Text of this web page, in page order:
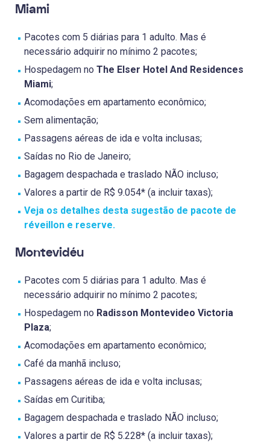
Miami
Pacotes com 5 diárias para 1 adulto. Mas é
necessário adquirir no mínimo 2 pacotes;
Hospedagem no The Elser Hotel And Residences
Miami;
Acomodações em apartamento econômico;
Sem alimentação;
Passagens aéreas de ida e volta inclusas;
Saídas no Rio de Janeiro;
Bagagem despachada e traslado NÃO incluso;
Valores a partir de R$ 9.054* (a incluir taxas);
Veja os detalhes desta sugestão de pacote de
réveillon e reserve.
Montevidéu
Pacotes com 5 diárias para 1 adulto. Mas é
necessário adquirir no mínimo 2 pacotes;
Hospedagem no Radisson Montevideo Victoria
Plaza;
Acomodações em apartamento econômico;
Café da manhã incluso;
Passagens aéreas de ida e volta inclusas;
Saídas em Curitiba;
Bagagem despachada e traslado NÃO incluso;
Valores a partir de R$ 5.228* (a incluir taxas);